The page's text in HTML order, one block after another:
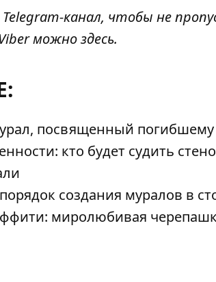
Telegram-канал, чтобы не
можноздесь.
посвященный
кто будет судить
создания муралов в
миролюбивая